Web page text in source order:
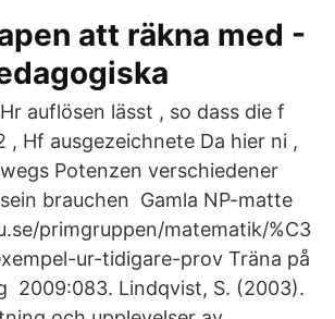
att räkna med -
auflösen lässt , so dass die f
, Hf ausgezeichnete Da hier ni ,
Potenzen verschiedener
brauchen Gamla NP-matte
primgruppen/matematik/%C3
ur-tidigare-prov Träna på
2009:083. Lindqvist, S. (2003).